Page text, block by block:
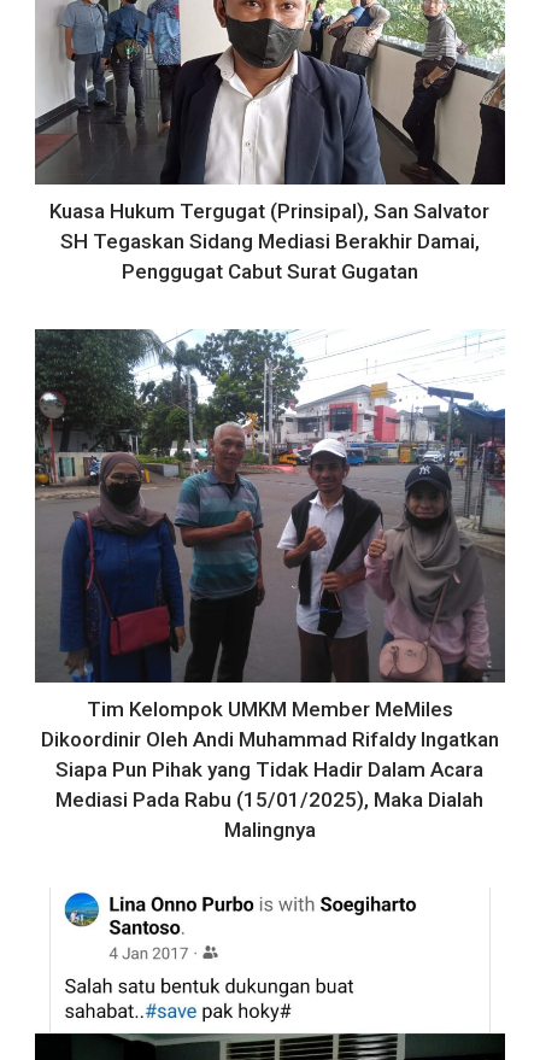
Kuasa Hukum Tergugat (Prinsipal), San Salvator
SH Tegaskan Sidang Mediasi Berakhir Damai,
Penggugat Cabut Surat Gugatan
Tim Kelompok UMKM Member MeMiles
Dikoordinir Oleh Andi Muhammad Rifaldy Ingatkan
Siapa Pun Pihak yang Tidak Hadir Dalam Acara
Mediasi Pada Rabu (15/01/2025), Maka Dialah
Malingnya